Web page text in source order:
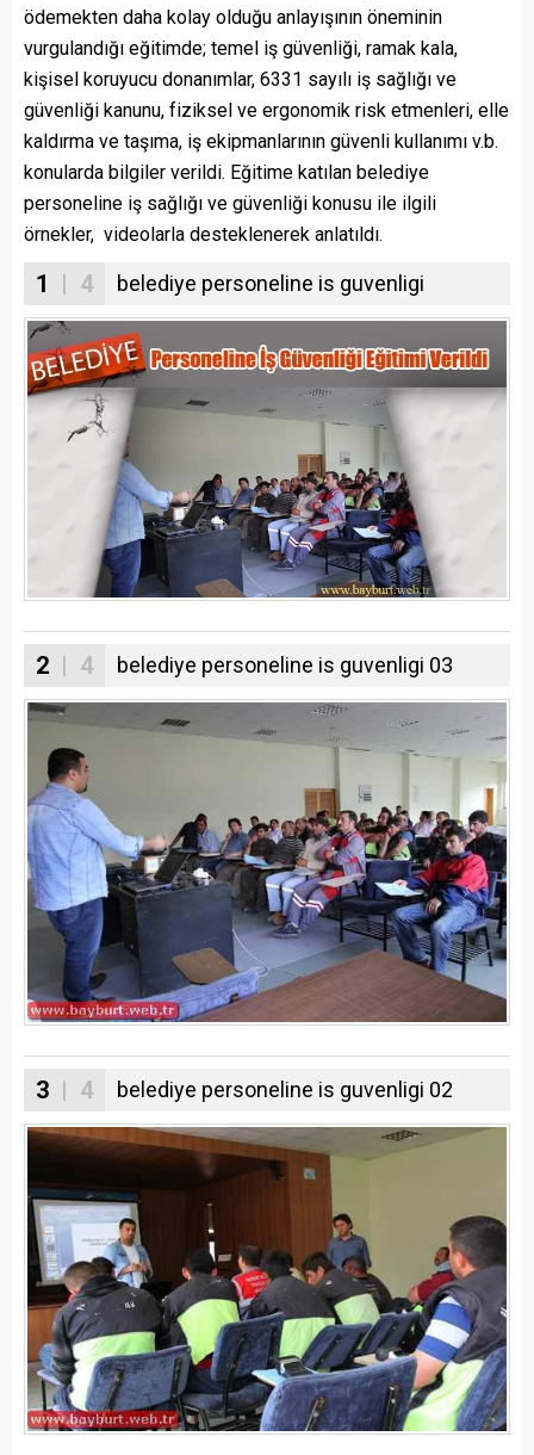
ödemekten daha kolay olduğu anlayışının öneminin
vurgulandığı eğitimde; temel iş güvenliği, ramak kala,
kişisel koruyucu donanımlar, 6331 sayılı iş sağlığı ve
güvenliği kanunu, fiziksel ve ergonomik risk etmenleri, elle
kaldırma ve taşıma, iş ekipmanlarının güvenli kullanımı v.b.
konularda bilgiler verildi. Eğitime katılan belediye
personeline iş sağlığı ve güvenliği konusu ile ilgili
örnekler, videolarla desteklenerek anlatıldı.
1 | 4 belediye personeline is guvenligi
2 | 4 belediye personeline is guvenligi 03
3 | 4 belediye personeline is guvenligi 02